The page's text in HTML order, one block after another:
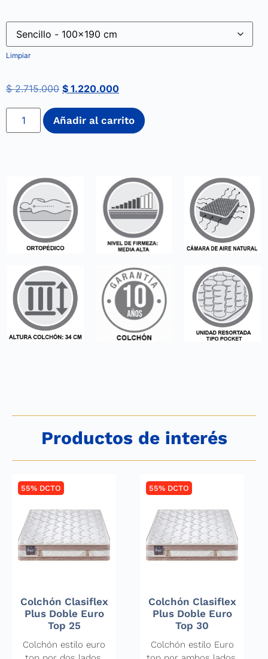
Limpiar
$2.715.000 $ 1.220.000
Añadir al carrito
Productos de interés
55% DCTO
Colchón Clasiflex
Plus Doble Euro
Top 25
Colchón estilo euro
55% DCTO
Colchón Clasiflex
Plus Doble Euro
Top 30
Colchón estilo Euro